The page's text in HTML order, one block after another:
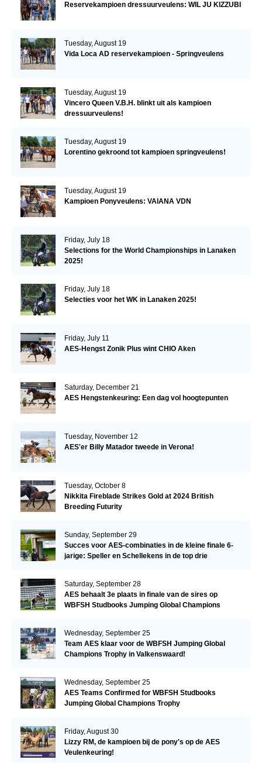
Reservekampioen dressuurveulens: WIL JU KIZZUBI
Tuesday, August 19
Vida Loca AD reservekampioen - Springveulens
Tuesday, August 19
Vincero Queen V.B.H. blinkt uit als kampioen
dressuurveulens!
Tuesday, August 19
Lorentino gekroond tot kampioen springveulens!
Tuesday, August 19
Kampioen Ponyveulens: VAIANA VDN
Friday, July 18
Selections for the World Championships in Lanaken
2025!
Friday, July 18
Selecties voor het WK in Lanaken 2025!
Friday, July 11
AES-Hengst Zonik Plus wint CHIO Aken
Saturday, December 21
AES Hengstenkeuring: Een dag vol hoogtepunten
Tuesday, November 12
AES'er Billy Matador tweede in Verona!
Tuesday, October 8
Nikkita Fireblade Strikes Gold at 2024 British
Breeding Futurity
Sunday, September 29
Succes voor AES-combinaties in de kleine finale 6-
jarige: Speller en Schellekens in de top drie
Saturday, September 28
AES behaalt 3e plaats in finale van de sires op
WBFSH Studbooks Jumping Global Champions
Wednesday, September 25
Team AES klaar voor de WBFSH Jumping Global
Champions Trophy in Valkenswaard!
Wednesday, September 25
AES Teams Confirmed for WBFSH Studbooks
Jumping Global Champions Trophy
Friday, August 30
Lizzy RM, de kampioen bij de pony's op de AES
Veulenkeuring!